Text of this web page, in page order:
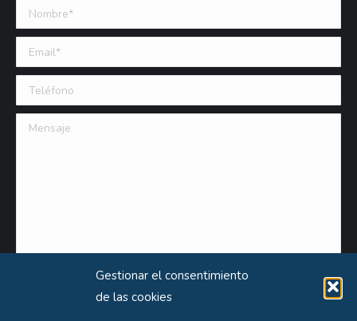
Gestionar el consentimiento
de las cookies
Nombre *
Email (requerido)
Teléfono
Mensaje